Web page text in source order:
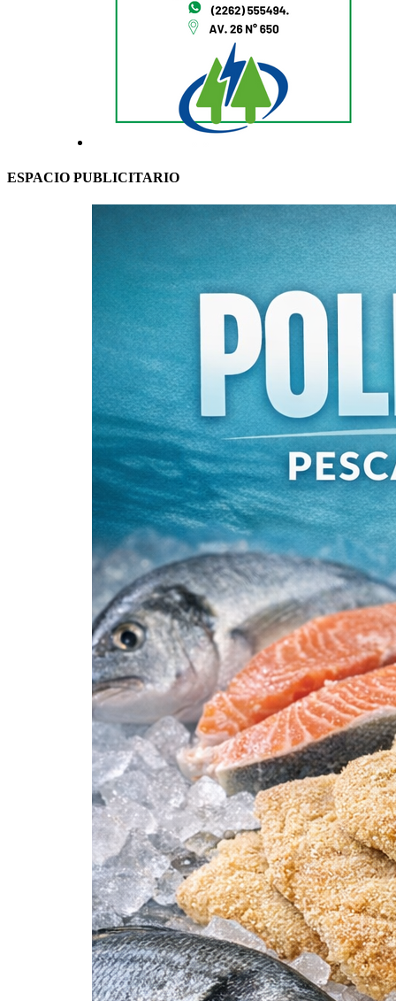
ESPACIO PUBLICITARIO